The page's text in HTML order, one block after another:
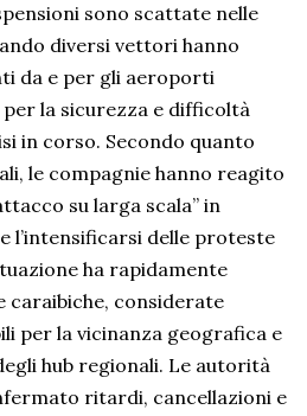
sono scattate nelle
diversi vettori hanno
da e per gli aeroporti
per la sicurezza e difficoltà
in corso. Secondo quanto
le compagnie hanno reagito
su larga scala” in
l’intensificarsi delle proteste
ha rapidamente
caraibiche, considerate
per la vicinanza geografica e
hub regionali. Le autorità
ritardi, cancellazioni e